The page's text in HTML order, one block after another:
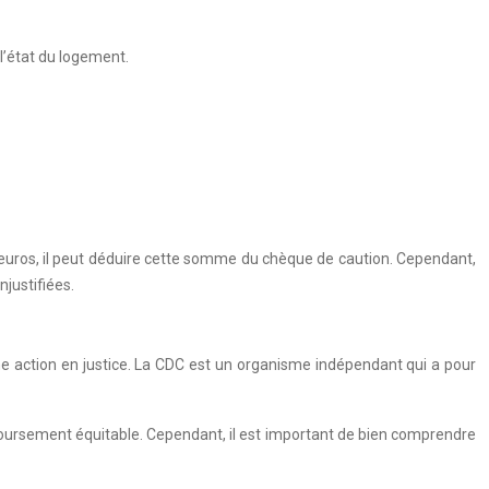
du logement.
il peut déduire cette somme du chèque de caution. Cependant,
en justice. La CDC est un organisme indépendant qui a pour
équitable. Cependant, il est important de bien comprendre